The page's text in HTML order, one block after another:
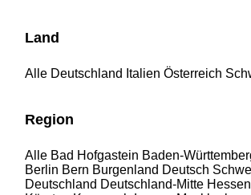
Land
Alle Deutschland Italien Österreich
Region
Alle Bad Hofgastein Baden-
Berlin Bern Burgenland Deutsch
Deutschland Deutschland-Mitte Hessen